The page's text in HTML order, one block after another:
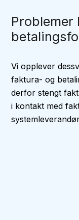
Vi opplever
faktura- og
derfor stengt
i kontakt med